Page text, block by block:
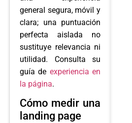
general segura, móvil y
clara; una puntuación
perfecta aislada no
sustituye relevancia ni
utilidad. Consulta su
guía de experiencia en
la página.
Cómo medir una
landing page